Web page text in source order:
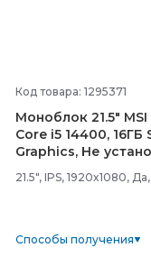
Код товара: 1295371
Моноблок 21.5"
Core i5 14400, 16ГБ
Graphics, Не
21.5", IPS, 1920x1080,
Способы получения